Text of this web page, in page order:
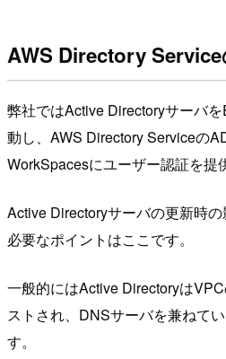
AWS Directory Service
弊社ではActive Directoryサーバ
動し、AWS Directory Serviceの
WorkSpacesにユーザー認証を提
Active Directoryサーバの更新時
必要なポイントはここです。
一般的にはActive Directoryは
ストされ、DNSサーバを兼ねて
す。